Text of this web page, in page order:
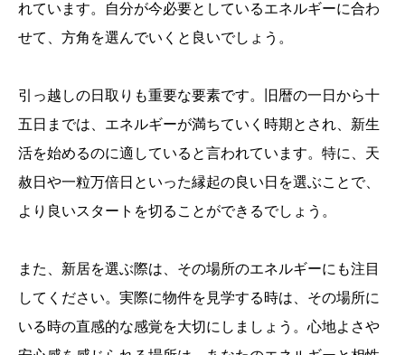
れています。自分が今必要としているエネルギーに合わ
せて、方角を選んでいくと良いでしょう。
引っ越しの日取りも重要な要素です。旧暦の一日から十
五日までは、エネルギーが満ちていく時期とされ、新生
活を始めるのに適していると言われています。特に、天
赦日や一粒万倍日といった縁起の良い日を選ぶことで、
より良いスタートを切ることができるでしょう。
また、新居を選ぶ際は、その場所のエネルギーにも注目
してください。実際に物件を見学する時は、その場所に
いる時の直感的な感覚を大切にしましょう。心地よさや